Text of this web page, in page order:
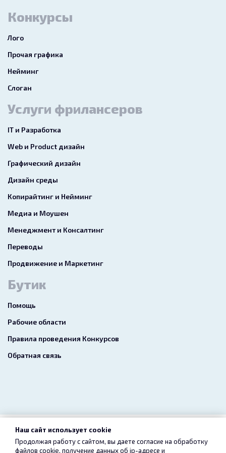
Конкурсы
Лого
Прочая графика
Нейминг
Слоган
Услуги фрилансеров
IT и Разработка
Web и Product дизайн
Графический дизайн
Дизайн среды
Копирайтинг и Нейминг
Медиа и Моушен
Менеджмент и Консалтинг
Переводы
Продвижение и Маркетинг
Бутик
Помощь
Рабочие области
Правила проведения Конкурсов
Обратная связь
2026 freelance.boutique
Наш сайт использует cookie
Продолжая работу с сайтом, вы даете согласие на обработку
файлов cookie, получение данных об ip-адресе и